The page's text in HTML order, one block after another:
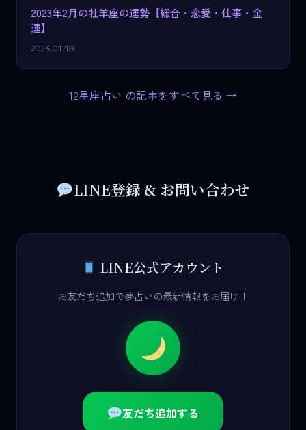
2023年2月の牡羊座の運勢【総合・恋愛・仕事・金
運】
2023.01.18
12星座占い の記事をすべて見る →
LINE登録 & お問い合わせ
LINE公式アカウント
お友だち追加で夢占いの最新情報をお届け！
友だち追加する